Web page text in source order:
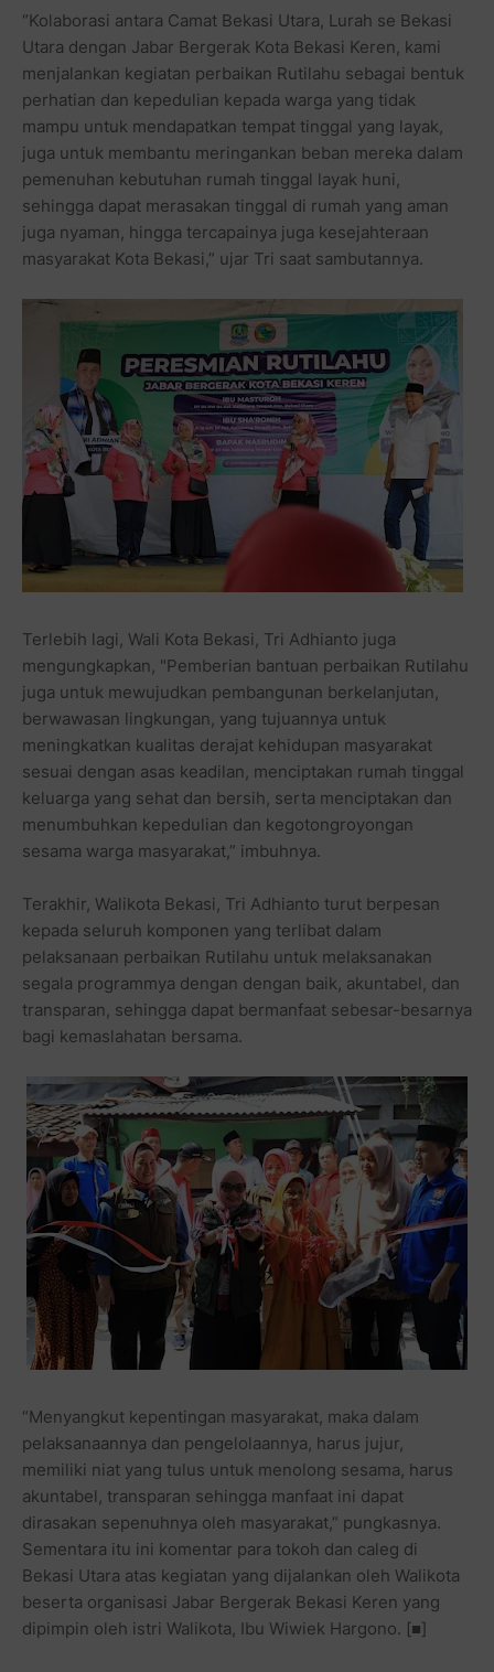
“Kolaborasi antara Camat Bekasi Utara, Lurah se Bekasi
Utara dengan Jabar Bergerak Kota Bekasi Keren, kami
menjalankan kegiatan perbaikan Rutilahu sebagai bentuk
perhatian dan kepedulian kepada warga yang tidak
mampu untuk mendapatkan tempat tinggal yang layak,
juga untuk membantu meringankan beban mereka dalam
pemenuhan kebutuhan rumah tinggal layak huni,
sehingga dapat merasakan tinggal di rumah yang aman
juga nyaman, hingga tercapainya juga kesejahteraan
masyarakat Kota Bekasi,” ujar Tri saat sambutannya.
Terlebih lagi, Wali Kota Bekasi, Tri Adhianto juga
mengungkapkan, "Pemberian bantuan perbaikan Rutilahu
juga untuk mewujudkan pembangunan berkelanjutan,
berwawasan lingkungan, yang tujuannya untuk
meningkatkan kualitas derajat kehidupan masyarakat
sesuai dengan asas keadilan, menciptakan rumah tinggal
keluarga yang sehat dan bersih, serta menciptakan dan
menumbuhkan kepedulian dan kegotongroyongan
sesama warga masyarakat,” imbuhnya.
Terakhir, Walikota Bekasi, Tri Adhianto turut berpesan
kepada seluruh komponen yang terlibat dalam
pelaksanaan perbaikan Rutilahu untuk melaksanakan
segala programmya dengan dengan baik, akuntabel, dan
transparan, sehingga dapat bermanfaat sebesar-besarnya
bagi kemaslahatan bersama.
“Menyangkut kepentingan masyarakat, maka dalam
pelaksanaannya dan pengelolaannya, harus jujur,
memiliki niat yang tulus untuk menolong sesama, harus
akuntabel, transparan sehingga manfaat ini dapat
dirasakan sepenuhnya oleh masyarakat,” pungkasnya.
Sementara itu ini komentar para tokoh dan caleg di
Bekasi Utara atas kegiatan yang dijalankan oleh Walikota
beserta organisasi Jabar Bergerak Bekasi Keren yang
dipimpin oleh istri Walikota, Ibu Wiwiek Hargono. [■]